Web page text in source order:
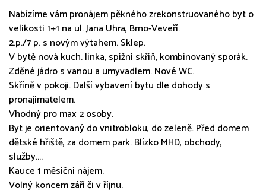
Nabízíme vám pronájem pěkného zrekonstruovaného byt o
velikosti 1+1 na ul. Jana Uhra, Brno-Veveří.
2.p./7 p. s novým výtahem. Sklep.
V bytě nová kuch. linka, spížní skříň, kombinovaný sporák.
Zděné jádro s vanou a umyvadlem. Nové WC.
Skříně v pokoji. Další vybavení bytu dle dohody s
pronajímatelem.
Vhodný pro max 2 osoby.
Byt je orientovaný do vnitrobloku, do zeleně. Před domem
dětské hřiště, za domem park. Blízko MHD, obchody,
služby....
Kauce 1 měsíční nájem.
Volný koncem září či v říjnu.